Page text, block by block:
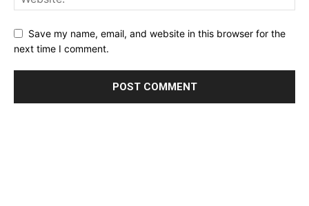
Save my name, email, and website in this browser for the
next time I comment.